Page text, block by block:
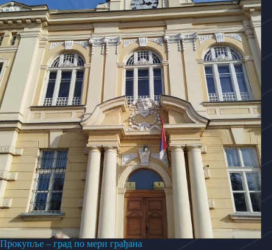
Прокупље – град по мери грађана